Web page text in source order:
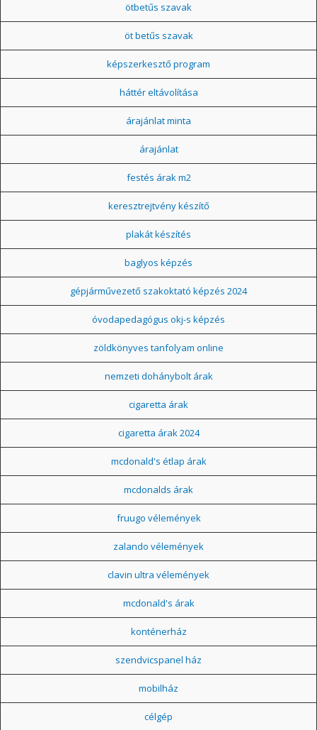
ötbetűs szavak
öt betűs szavak
képszerkesztő program
háttér eltávolítása
árajánlat minta
árajánlat
festés árak m2
keresztrejtvény készítő
plakát készítés
baglyos képzés
gépjárművezető szakoktató képzés 2024
óvodapedagógus okj-s képzés
zöldkönyves tanfolyam online
nemzeti dohánybolt árak
cigaretta árak
cigaretta árak 2024
mcdonald's étlap árak
mcdonalds árak
fruugo vélemények
zalando vélemények
clavin ultra vélemények
mcdonald's árak
konténerház
szendvicspanel ház
mobilház
célgép